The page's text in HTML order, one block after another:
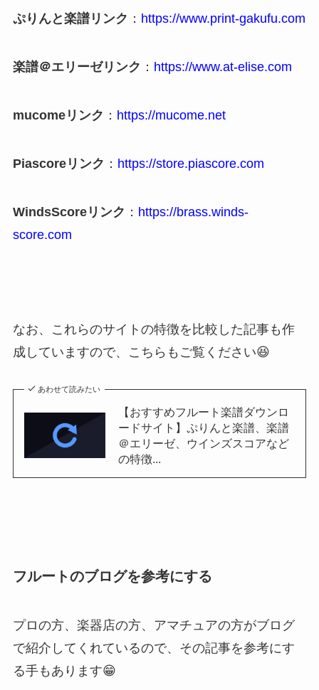
ぷりんと楽譜リンク ： https://www.print-gakufu.com
楽譜＠エリーゼリンク ： https://www.at-elise.com
mucomeリンク ： https://mucome.net
Piascoreリンク ： https://store.piascore.com
WindsScoreリンク ： https://brass.winds-
score.com
なお、これらのサイトの特徴を比較した記事も作
成していますので、こちらもご覧ください😆
あわせて読みたい
【おすすめフルート楽譜ダウンロ
ードサイト】ぷりんと楽譜、楽譜
＠エリーゼ、ウインズスコアなど
の特徴...
フルートのブログを参考にする
プロの方、楽器店の方、アマチュアの方がブログ
で紹介してくれているので、その記事を参考にす
る手もあります😁